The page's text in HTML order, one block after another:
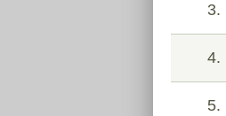
3
4
5